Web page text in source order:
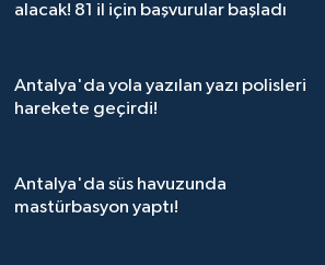
alacak! 81 il için başvurular başladı
Antalya'da yola yazılan yazı polisleri
harekete geçirdi!
Antalya'da süs havuzunda
mastürbasyon yaptı!